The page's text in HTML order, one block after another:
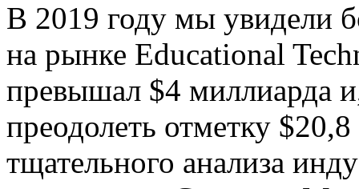
В 2019 году мы увидели
на рынке Educational
превышал $4 миллиарда
преодолеть отметку
тщательного анализа